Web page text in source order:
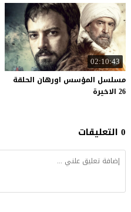
02:10:43
مسلسل المؤسس اورهان الحلقة
26 الاخيرة
0 التعليقات